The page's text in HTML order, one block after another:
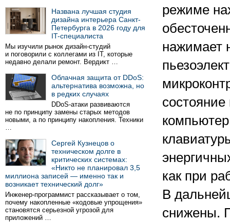
Названа лучшая студия
дизайна интерьера Санкт-
Петербурга в 2026 году для
IT-специалиста
Мы изучили рынок дизайн-студий
и поговорили с коллегами из IT, которые
недавно делали ремонт. Вердикт …
Облачная защита от DDoS:
альтернатива возможна, но
в редких случаях
DDoS-атаки развиваются
не по принципу замены старых методов
новыми, а по принципу накопления. Техники
…
Сергей Кузнецов о
техническом долге в
критических системах:
«Никто не планировал 3,5
миллиона записей — именно так и
возникает технический долг»
Инженер-программист рассказывает о том,
почему накопленные «кодовые упрощения»
становятся серьезной угрозой для
приложений …
режиме
нажимает
как при
В
снижены.